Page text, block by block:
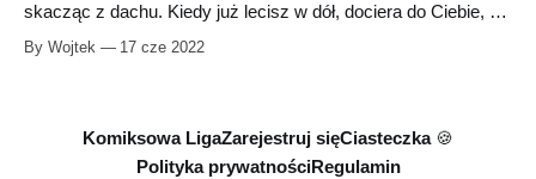
skacząc z dachu. Kiedy już lecisz w dół, dociera do Ciebie, że
zrobiłeś błąd. Gdybyś dostał jeszcze tę jedną szansę… I ją
dostajesz. Udaje Ci się przeżyć, ale nie ma nic za darmo.
By Wojtek 17 cze 2022
Komiksowa LigaZarejestruj sięCiasteczka 🍪
Polityka prywatnościRegulamin